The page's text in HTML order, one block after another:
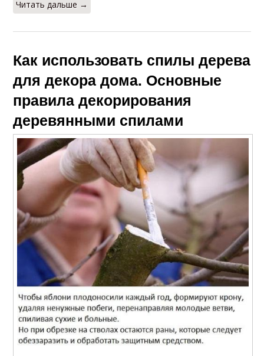
Читать дальше →
Как использовать спилы дерева
для декора дома. Основные
правила декорирования
деревянными спилами